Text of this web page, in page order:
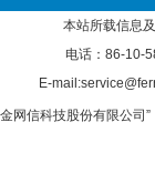
本站所载信息
电话：86-10-
E-
网信科技股份有限公司